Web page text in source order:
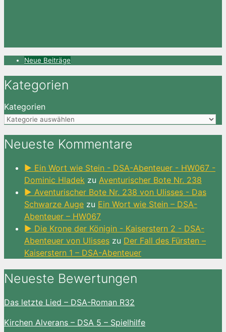
Neue Beiträge
Kategorien
Kategorien
Neueste Kommentare
► Ein Wort wie Stein - DSA-Abenteuer - HW067 -
Dominic Hladek zu Aventurischer Bote Nr. 238
► Aventurischer Bote Nr. 238 von Ulisses - Das
Schwarze Auge zu Ein Wort wie Stein – DSA-
Abenteuer – HW067
► Die Krone der Königin - Kaiserstern 2 - DSA-
Abenteuer von Ulisses zu Der Fall des Fürsten –
Kaiserstern 1 – DSA-Abenteuer
Neueste Bewertungen
Das letzte Lied – DSA-Roman R32
Kirchen Alverans – DSA 5 – Spielhilfe